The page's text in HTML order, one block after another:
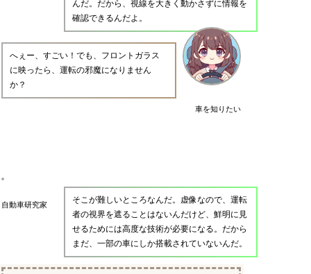
んだ。だから、視線を大きく動かさずに情報を
確認できるんだよ。
車を知りたい
へぇー、すごい！でも、フロントガラス
に映ったら、運転の邪魔になりません
か？
自動車研究家
そこが難しいところなんだ。虚像なので、運転
者の視界を遮ることはないんだけど、鮮明に見
せるためには高度な技術が必要になる。だから
まだ、一部の車にしか搭載されていないんだ。